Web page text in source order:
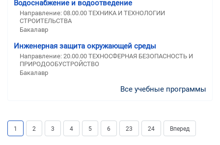
Водоснабжение и водоотведение
Направление: 08.00.00 ТЕХНИКА И ТЕХНОЛОГИИ
СТРОИТЕЛЬСТВА
Бакалавр
Инженерная защита окружающей среды
Направление: 20.00.00 ТЕХНОСФЕРНАЯ БЕЗОПАСНОСТЬ И
ПРИРОДООБУСТРОЙСТВО
Бакалавр
Все учебные программы
1 2 3 4 5 6 23 24 Вперед